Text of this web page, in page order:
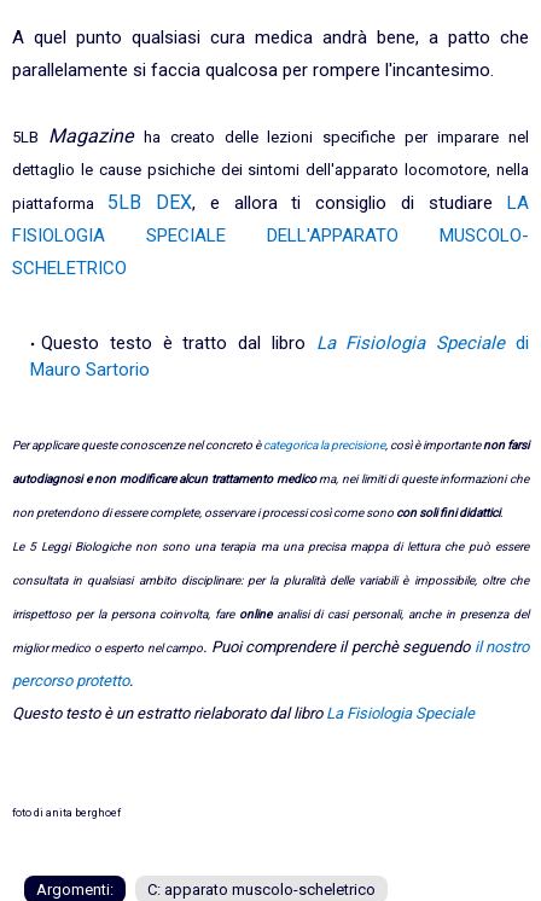
A quel punto qualsiasi cura medica andrà bene, a patto che
parallelamente si faccia qualcosa per rompere l'incantesimo.
5LB Magazine ha creato delle lezioni specifiche per imparare nel
dettaglio le cause psichiche dei sintomi dell'apparato locomotore, nella
piattaforma 5LB DEX, e allora ti consiglio di studiare
LA
FISIOLOGIA SPECIALE DELL'APPARATO MUSCOLO-
SCHELETRICO
Questo testo è tratto dal libro La Fisiologia Specialedi
Mauro Sartorio
Per applicare queste conoscenze nel concreto ècategorica la precisione, così è importantenon farsi
autodiagnosi e non modificare alcun trattamento medicoma, nei limiti di queste informazioni che
non pretendono di essere complete, osservare i processi così come sono con soli fini didattici.
Le 5 Leggi Biologiche non sono una terapia ma una precisa mappa di lettura che può essere
consultata in qualsiasi ambito disciplinare: per la pluralità delle variabili è impossibile, oltre che
irrispettoso per la persona coinvolta, fare onlineanalisi di casi personali, anche in presenza del
miglior medico o esperto nel campo. Puoi comprendere il perchè seguendo il nostro
percorso protetto.
Questo testo è un estratto rielaborato dal libro La Fisiologia Speciale
foto di anita berghoef
Argomenti: C: apparato muscolo-scheletrico